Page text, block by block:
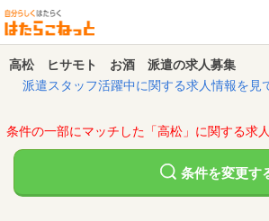
高松 ヒサモト お酒 派遣の求人募集
派遣スタッフ活躍中に関する求人情報を見
条件の一部にマッチした「高松」に関する求
条件を変更す